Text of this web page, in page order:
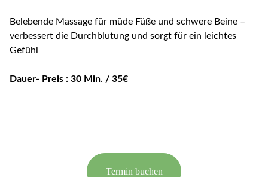
Belebende Massage für müde Füße und schwere Beine –
verbessert die Durchblutung und sorgt für ein leichtes
Gefühl
Dauer- Preis : 30 Min. / 35€
Termin buchen